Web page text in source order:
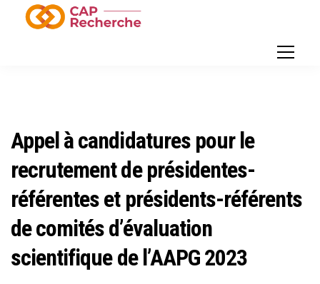
Appel à candidatures pour le
recrutement de présidentes-
référentes et présidents-référents
de comités d’évaluation
scientifique de l’AAPG 2023